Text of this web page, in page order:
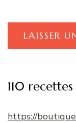
110
https://